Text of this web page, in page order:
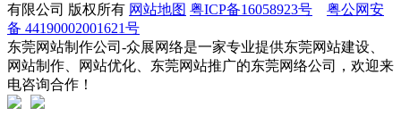
有限公司 版权所有 网站地图 粤ICP备16058923号
粤公网安
备 44190002001621号
东莞网站制作公司-众展网络是一家专业提供东莞网站建设、
网站制作、网站优化、东莞网站推广的东莞网络公司，欢迎来
电咨询合作！